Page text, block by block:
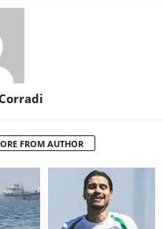
FROM AUTHOR